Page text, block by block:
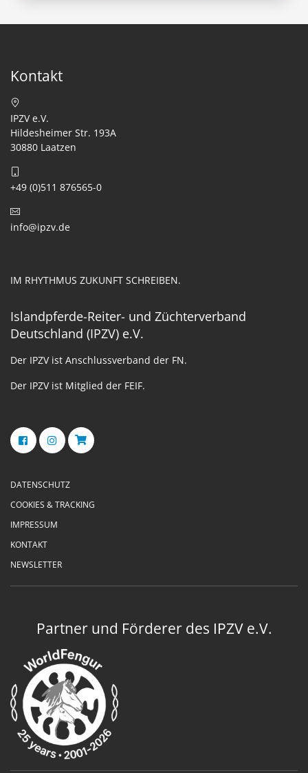
Kontakt
IPZV e.V.
Hildesheimer Str. 193A
30880 Laatzen
+49 (0)511 876565-0
info@ipzv.de
IM RHYTHMUS ZUKUNFT SCHREIBEN.
Islandpferde-Reiter- und Züchterverband
Deutschland (IPZV) e.V.
Der IPZV ist Anschlussverband der FN.
Der IPZV ist Mitglied der FEIF.
DATENSCHUTZ
COOKIES & TRACKING
IMPRESSUM
KONTAKT
NEWSLETTER
Partner und Förderer des IPZV e.V.